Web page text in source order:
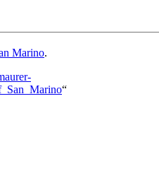
Marino.
“